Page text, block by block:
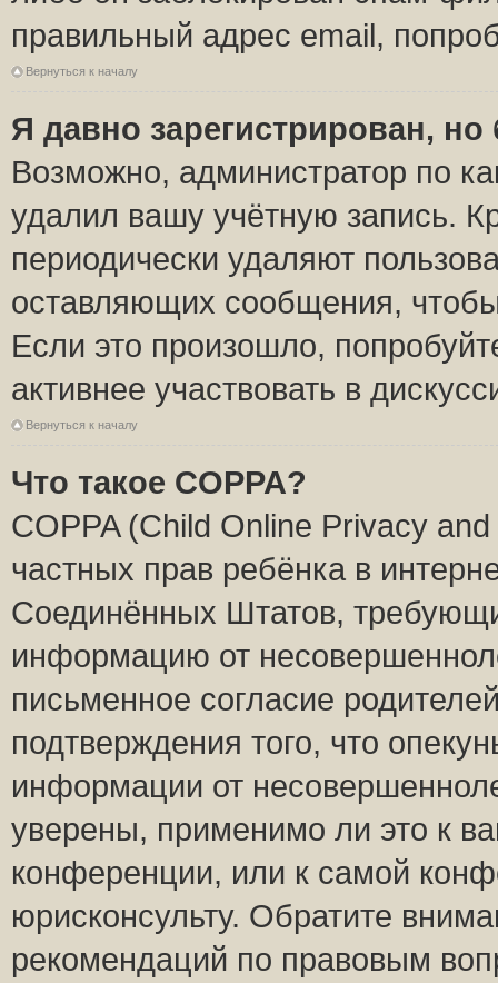
правильный адрес email,
Вернуться к началу
Я давно зарегистрирован,
Возможно, администратор по
удалил вашу учётную запись.
периодически удаляют
оставляющих сообщения,
Если это произошло,
активнее участвовать в
Вернуться к началу
Что такое COPPA?
COPPA (Child Online Privacy
частных прав ребёнка в
Соединённых Штатов,
информацию от
письменное согласие
подтверждения того, что
информации от
уверены, применимо ли это к
конференции, или к самой
юрисконсульту. Обратите
рекомендаций по правовым